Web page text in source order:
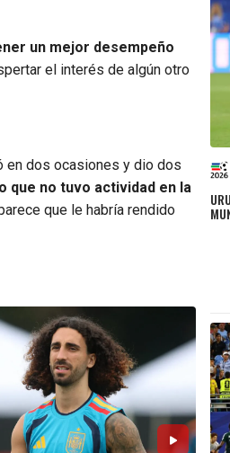
un mejor desempeño
el interés de algún otro
en dos ocasiones y dio dos
que no tuvo actividad en la
que le habría rendido